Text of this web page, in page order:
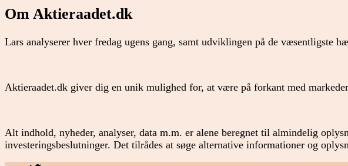
Om Aktieraadet.dk
Lars analyserer hver fredag ugens gang, samt udviklingen på de væsentligste
Aktieraadet.dk giver dig en unik mulighed for, at være på forkant med
Alt indhold, nyheder, analyser, data m.m. er alene beregnet til almindelig
investeringsbeslutninger. Det tilrådes at søge alternative informationer og